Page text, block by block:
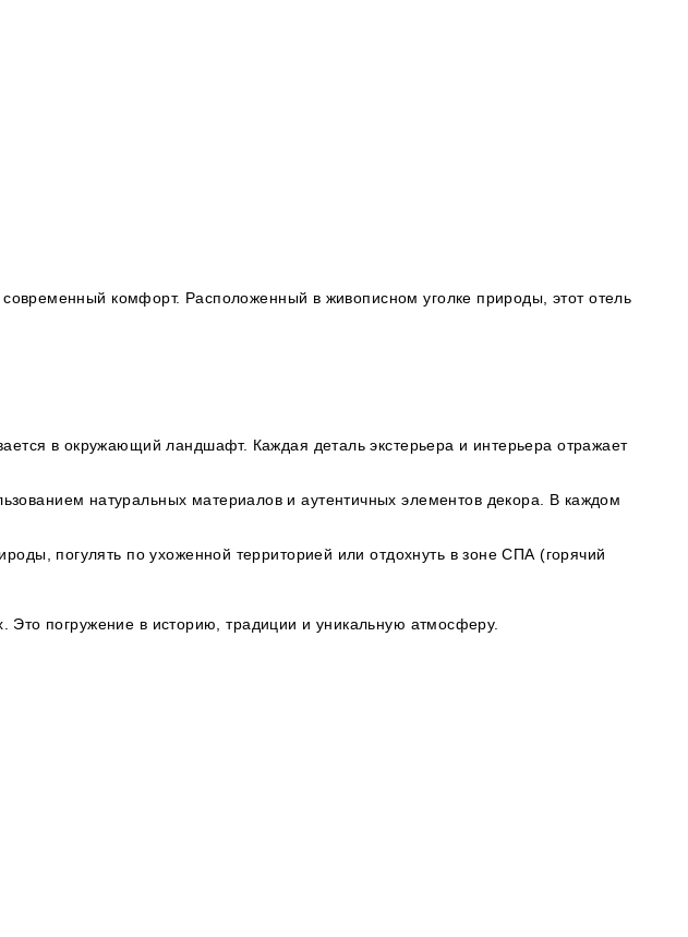
комфорт. Расположенный в живописном уголке природы, этот отель
в окружающий ландшафт. Каждая деталь экстерьера и интерьера отражает
натуральных материалов и аутентичных элементов декора. В каждом
погулять по ухоженной территорией или отдохнуть в зоне СПА (горячий
погружение в историю, традиции и уникальную атмосферу.